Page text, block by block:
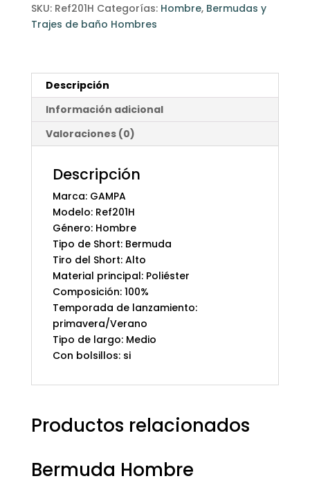
SKU: Ref201H Categorías: Hombre, Bermudas y
Trajes de baño Hombres
Descripción
Información adicional
Valoraciones (0)
Descripción
Marca: GAMPA
Modelo: Ref201H
Género: Hombre
Tipo de Short: Bermuda
Tiro del Short: Alto
Material principal: Poliéster
Composición: 100%
Temporada de lanzamiento:
primavera/Verano
Tipo de largo: Medio
Con bolsillos: si
Productos relacionados
Bermuda Hombre